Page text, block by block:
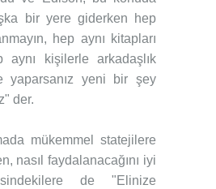
bir yere giderken hep
hep aynı kitapları
aynı kişilerle arkadaşlık
yaparsanız yeni bir şey
der.
mükemmel statejilere
nasıl faydalanacağını iyi
de "Elinize